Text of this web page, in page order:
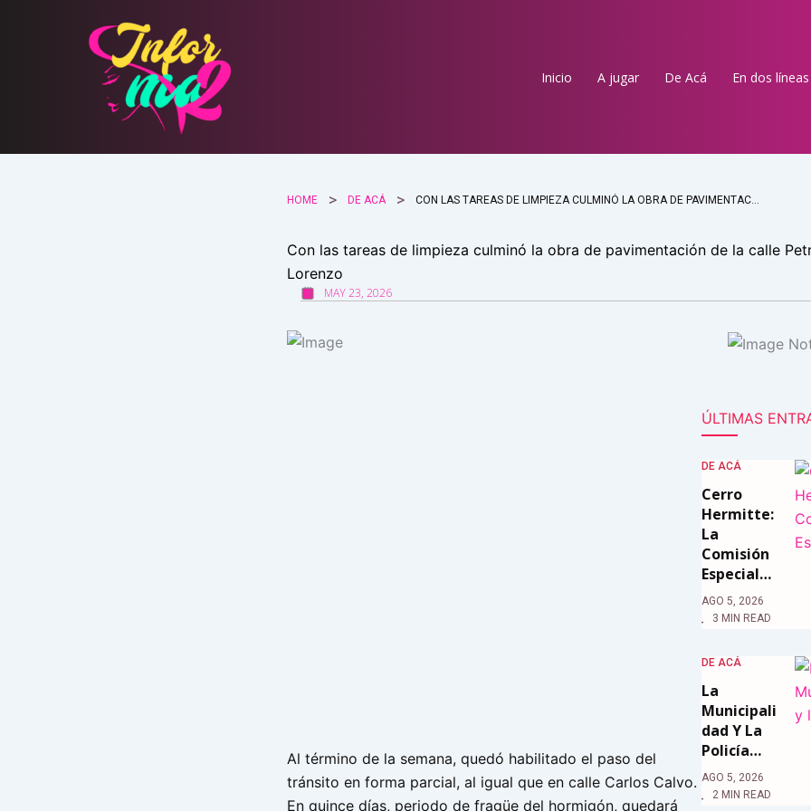
Inicio A jugar De Acá En dos líneas
HOME DE ACÁ
Con las tareas de limpieza culminó la obra de pavimentación de la calle
Lorenzo
MAY 23, 2026
Al término de la semana, quedó habilitado el paso del
tránsito en forma parcial, al igual que en calle Carlos Calvo.
En quince días, periodo de fragüe del hormigón, quedará
ÚLTIMAS
DE ACÁ
Cerro
Hermitte:
La
Comisión
Especial…
AGO 5, 2026
3 MIN READ
DE ACÁ
La
Municipali
Dad Y La
Policía…
AGO 5, 2026
2 MIN READ